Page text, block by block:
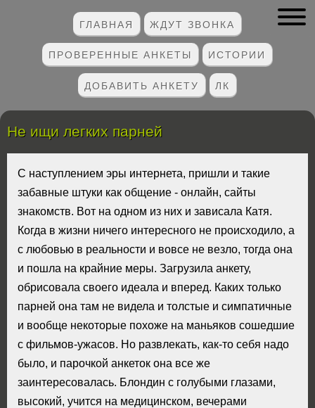
ГЛАВНАЯ ЖДУТ ЗВОНКА
ПРОВЕРЕННЫЕ АНКЕТЫ ИСТОРИИ
ДОБАВИТЬ АНКЕТУ ЛК
Не ищи легких парней
С наступлением эры интернета, пришли и такие
забавные штуки как общение - онлайн, сайты
знакомств. Вот на одном из них и зависала Катя.
Когда в жизни ничего интересного не происходило, а
с любовью в реальности и вовсе не везло, тогда она
и пошла на крайние меры. Загрузила анкету,
обрисовала своего идеала и вперед. Каких только
парней она там не видела и толстые и симпатичные
и вообще некоторые похоже на маньяков сошедшие
с фильмов-ужасов. Но развлекать, как-то себя надо
было, и парочкой анкеток она все же
заинтересовалась. Блондин с голубыми глазами,
высокий, учится на медицинском, вечерами